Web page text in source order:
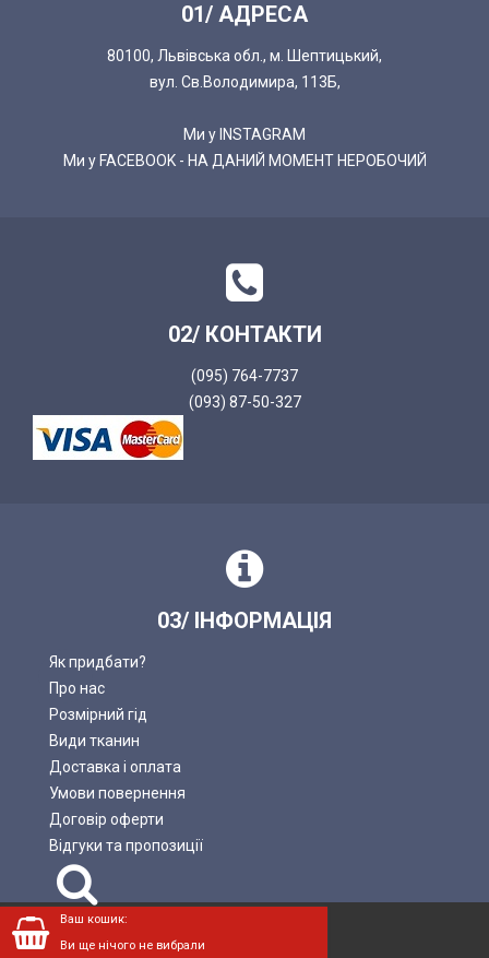
01/ АДРЕСА
80100, Львівська обл., м. Шептицький,
вул. Св.Володимира, 113Б,
Ми у INSTAGRAM
Ми у FACEBOOK - НА ДАНИЙ МОМЕНТ НЕРОБОЧИЙ
02/ КОНТАКТИ
(095) 764-7737
(093) 87-50-327
03/ ІНФОРМАЦІЯ
Як придбати?
Про нас
Розмірний гід
Види тканин
Доставка і оплата
Умови повернення
Договір оферти
Відгуки та пропозиції
Пошук
Ваш кошик:
Ви ще нічого не вибрали